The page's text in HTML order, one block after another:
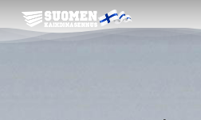
to
main